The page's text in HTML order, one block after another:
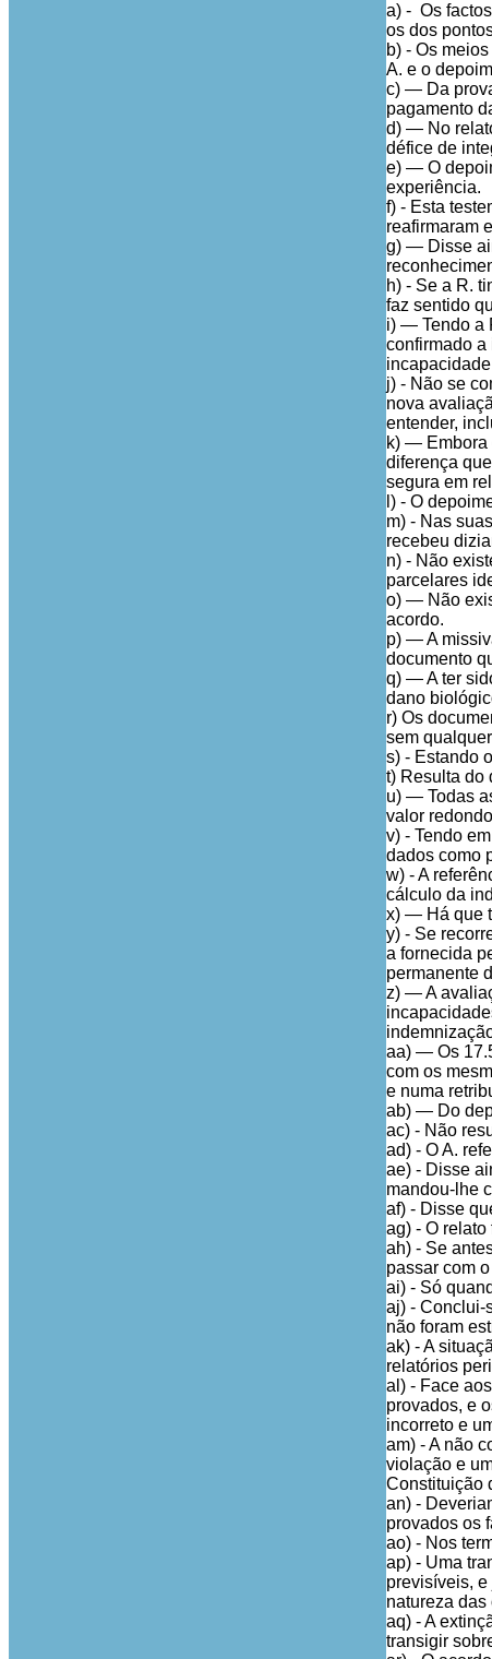
a) - Os
os dos
b) - Os
A. e o
c) — Da
pagamento
d) — No
défice de
e) — O
experiência.
f) - Esta
reafirmaram
g) — Disse
h) - Se a R.
faz sentido
i) — Tendo a
confirmado a
j) - Não se
nova
entender,
k) — Embora
diferença
segura em
l) - O
m) - Nas
recebeu
n) - Não
parcelares
o) — Não
acordo.
p) — A
documento
q) — A ter
dano
r) Os
sem
s) - Estando
t) Resulta do
u) — Todas
valor
v) - Tendo
dados como
w) - A
cálculo da
x) — Há que
y) - Se
a fornecida
permanente
z) — A
aa) — Os
com os
e numa
ab) — Do
ac) - Não
ad) - O A.
ae) - Disse
mandou-lhe
af) - Disse
ag) - O
ah) - Se
passar com
ai) - Só
aj) - Conclui-
não foram
ak) - A
relatórios
al) - Face
provados, e
incorreto e
am) - A não
violação e
Constituição
an) -
provados os
ao) - Nos
ap) - Uma
previsíveis,
natureza
aq) - A
transigir